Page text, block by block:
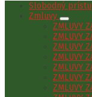
Slobodný
Zmluvy
ZMLUVY
ZMLUVY
ZMLUVY
ZMLUVY
ZMLUVY
ZMLUVY
ZMLUVY